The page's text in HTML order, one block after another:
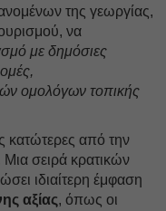
της γεωργίας,
να
με δημόσιες
ομολόγων τοπικής
κατώτερες από την
Μια σειρά κρατικών
ιδιαίτερη έμφαση
αξίας, όπως οι